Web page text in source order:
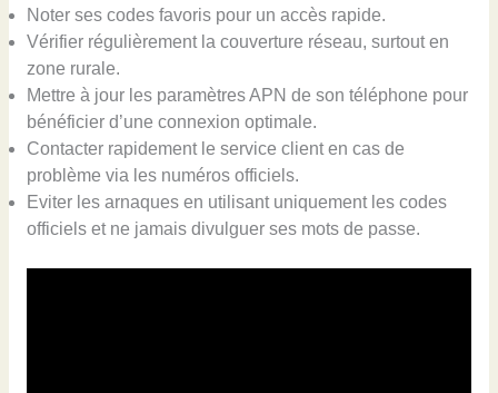
Noter ses codes favoris pour un accès rapide.
Vérifier régulièrement la couverture réseau, surtout en
zone rurale.
Mettre à jour les paramètres APN de son téléphone pour
bénéficier d’une connexion optimale.
Contacter rapidement le service client en cas de
problème via les numéros officiels.
Eviter les arnaques en utilisant uniquement les codes
officiels et ne jamais divulguer ses mots de passe.